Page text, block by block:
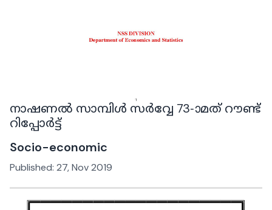
നാഷണൽ സാമ്പിൾ സർവ്വേ 73-ാമത് റൗണ്ട്
റിപ്പോർട്ട്
Socio-economic
Published: 27, Nov 2019